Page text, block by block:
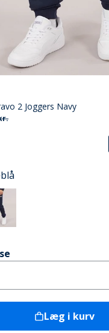
2 Joggers Navy
Læg i kurv